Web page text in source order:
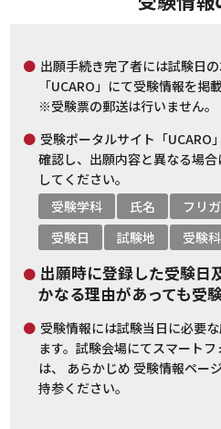
出願手続き完了者には試験日
「UCARO」にて受験情報を掲
※受験票の郵送は行いません。
受験ポータルサイト「UCARO
確認し、出願内容と異なる場
してください。
受験学科
氏名 フリ
受験日
試験地 受験
出願時に登録した受験日
かなる理由があっても受
受験情報には試験当日に必要
ます。試験会場にてスマート
は、 あらかじめ 受験情報ペー
持参ください。